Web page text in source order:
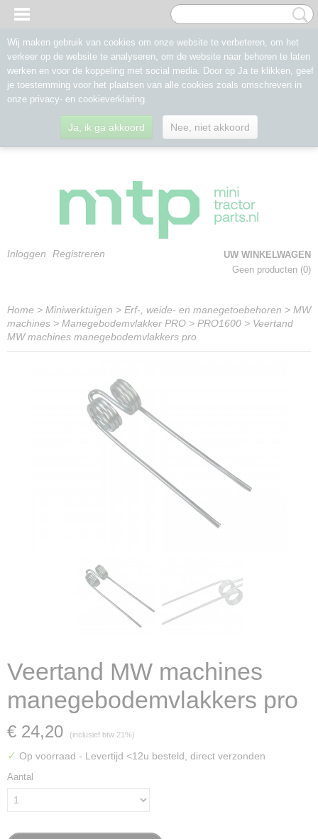
Inloggen Registreren
UW WINKELWAGEN
Geen producten (0)
Home > Miniwerktuigen > Erf-, weide- en manegetoebehoren > MW
machines > Manegebodemvlakker PRO > PRO1600 > Veertand
MW machines manegebodemvlakkers pro
Veertand MW machines
manegebodemvlakkers pro
€ 24,20 (inclusief btw 21%)
✓ Op voorraad - Levertijd <12u besteld, direct verzonden
Aantal
Wij maken gebruik van cookies om onze website te verbeteren, om het
verkeer op de website te analyseren, om de website naar behoren te laten
werken en voor de koppeling met social media. Door op Ja te klikken, geef
je toestemming voor het plaatsen van alle cookies zoals omschreven in
onze privacy- en cookieverklaring.
Ja, ik ga akkoord Nee, niet akkoord